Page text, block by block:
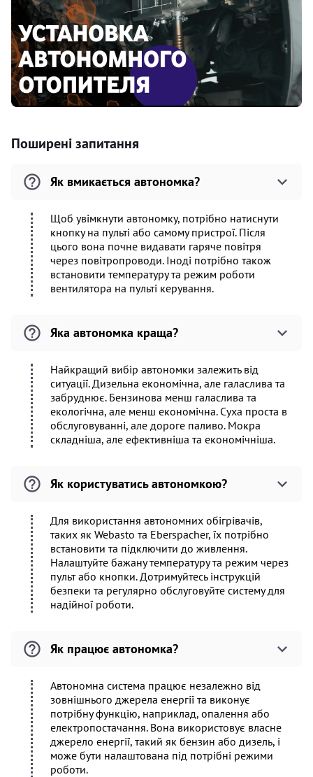
Поширені запитання
Як вмикається автономка?
Щоб увімкнути автономку, потрібно натиснути
кнопку на пульті або самому пристрої. Після
цього вона почне видавати гаряче повітря
через повітропроводи. Іноді потрібно також
встановити температуру та режим роботи
вентилятора на пульті керування.
Яка автономка краща?
Найкращий вибір автономки залежить від
ситуації. Дизельна економічна, але галаслива та
забруднює. Бензинова менш галаслива та
екологічна, але менш економічна. Суха проста в
обслуговуванні, але дороге паливо. Мокра
складніша, але ефективніша та економічніша.
Як користуватись автономкою?
Для використання автономних обігрівачів,
таких як Webasto та Eberspacher, їх потрібно
встановити та підключити до живлення.
Налаштуйте бажану температуру та режим через
пульт або кнопки. Дотримуйтесь інструкцій
безпеки та регулярно обслуговуйте систему для
надійної роботи.
Як працює автономка?
Автономна система працює незалежно від
зовнішнього джерела енергії та виконує
потрібну функцію, наприклад, опалення або
електропостачання. Вона використовує власне
джерело енергії, такий як бензин або дизель, і
може бути налаштована під потрібні режими
роботи.